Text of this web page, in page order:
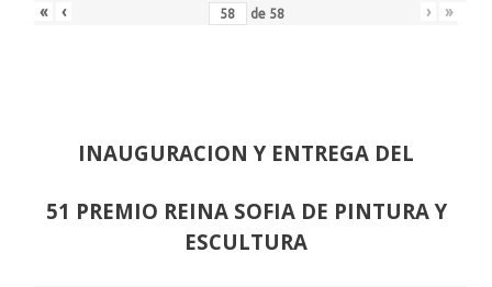
« ‹ de 58 › »
INAUGURACION Y ENTREGA DEL
51 PREMIO REINA SOFIA DE PINTURA Y
ESCULTURA